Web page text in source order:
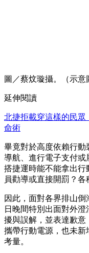
圖／蔡炆璇攝。（示意
延伸閱讀
北捷拒載穿這樣的民
命術
畢竟對於高度依賴行
導航、進行電子支付或
搭捷運時能不能拿出行
員勸導或直接開罰？各
因此，面對各界排山
日晚間特別出面對外
擾與誤解，並表達歉
攜帶行動電源，也未
考量。